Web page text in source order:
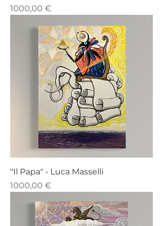
Prezzo
1000,00 €
"Il Papa" - Luca Masselli
Prezzo
1000,00 €